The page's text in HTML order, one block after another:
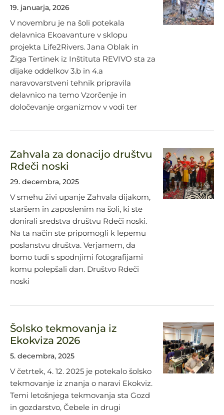
19. januarja, 2026
V novembru je na šoli potekala
delavnica Ekoavanture v sklopu
projekta Life2Rivers. Jana Oblak in
Žiga Tertinek iz Inštituta REVIVO sta za
dijake oddelkov 3.b in 4.a
naravovarstveni tehnik pripravila
delavnico na temo Vzorčenje in
določevanje organizmov v vodi ter
Zahvala za donacijo društvu
Rdeči noski
29. decembra, 2025
V smehu živi upanje Zahvala dijakom,
staršem in zaposlenim na šoli, ki ste
donirali sredstva društvu Rdeči noski.
Na ta način ste pripomogli k lepemu
poslanstvu društva. Verjamem, da
bomo tudi s spodnjimi fotografijami
komu polepšali dan. Društvo Rdeči
noski
Šolsko tekmovanja iz
Ekokviza 2026
5. decembra, 2025
V četrtek, 4. 12. 2025 je potekalo šolsko
tekmovanje iz znanja o naravi Ekokviz.
Temi letošnjega tekmovanja sta Gozd
in gozdarstvo, Čebele in drugi